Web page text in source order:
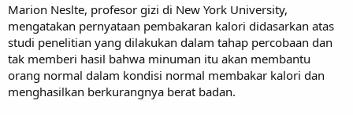
Marion Neslte, profesor gizi di New York University,
mengatakan pernyataan pembakaran kalori didasarkan atas
studi penelitian yang dilakukan dalam tahap percobaan dan
tak memberi hasil bahwa minuman itu akan membantu
orang normal dalam kondisi normal membakar kalori dan
menghasilkan berkurangnya berat badan.